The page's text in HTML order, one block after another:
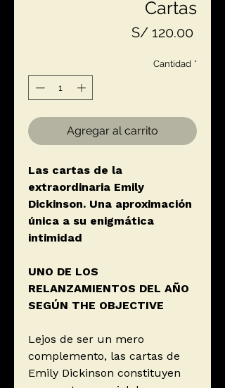
Cartas
S/ 120.00Precio
Cantidad *
Agregar al carrito
Las cartas de la
extraordinaria Emily
Dickinson. Una aproximación
única a su enigmática
intimidad
UNO DE LOS
RELANZAMIENTOS DEL AÑO
SEGÚN THE OBJECTIVE
Lejos de ser un mero
complemento, las cartas de
Emily Dickinson constituyen